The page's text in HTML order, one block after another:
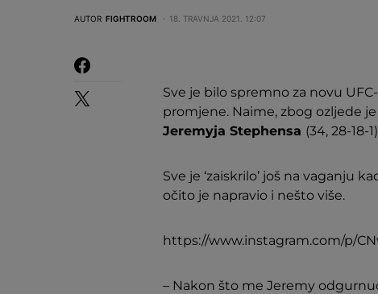
AUTOR FIGHTROOM 18. TRAVNJA 2021. 12:07
Sve je bilo spremno za novu
promjene. Naime, zbog ozljede je
Jeremyja Stephensa (34, 28-18-
Sve je ‘zaiskrilo’ još na vaganju
očito je napravio i nešto više.
https://www.instagram.com/p/
– Nakon što me Jeremy